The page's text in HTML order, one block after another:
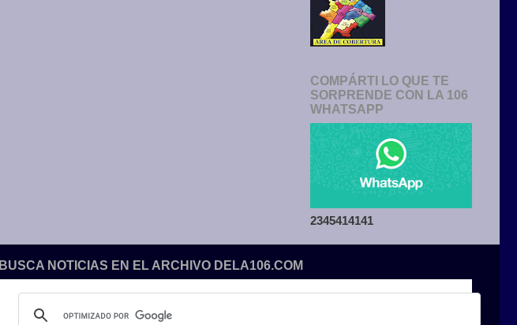
COMPÁRTI LO QUE TE
SORPRENDE CON LA 106
WHATSAPP
2345414141
BUSCA NOTICIAS EN EL ARCHIVO DELA106.COM